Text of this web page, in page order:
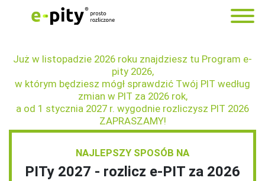
Już w listopadzie 2026 roku znajdziesz tu Program e-
pity 2026,
w którym będziesz mógł sprawdzić Twój PIT według
zmian w PIT za 2026 rok,
a od 1 stycznia 2027 r. wygodnie rozliczysz PIT 2026
ZAPRASZAMY!
NAJLEPSZY SPOSÓB NA
PITy 2027 ‑ rozlicz e‑PIT za 2026